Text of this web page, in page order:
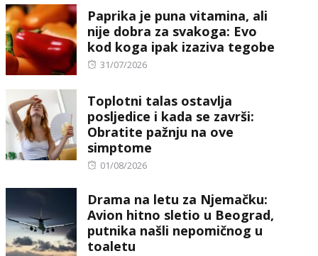
Paprika je puna vitamina, ali
nije dobra za svakoga: Evo
kod koga ipak izaziva tegobe
Posted
31/07/2026
Toplotni talas ostavlja
posljedice i kada se završi:
Obratite pažnju na ove
simptome
Posted
01/08/2026
Drama na letu za Njemačku:
Avion hitno sletio u Beograd,
putnika našli nepomičnog u
toaletu